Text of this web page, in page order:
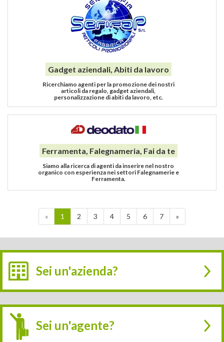
Gadget aziendali, Abiti da lavoro
Ricerchiamo agenti per la promozione dei nostri
articoli da regalo, gadget aziendali,
personalizzazione di abiti da lavoro, etc.
Ferramenta, Falegnameria, Fai da te
Siamo alla ricerca di agenti da inserire nel nostro
organico con esperienza nei settori Falegnamerie e
Ferramenta.
« 1 2 3 4 5 6 7 »
Sei un'azienda?
Sei un'agente?